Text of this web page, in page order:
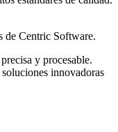
de Centric Software.
y procesable.
innovadoras